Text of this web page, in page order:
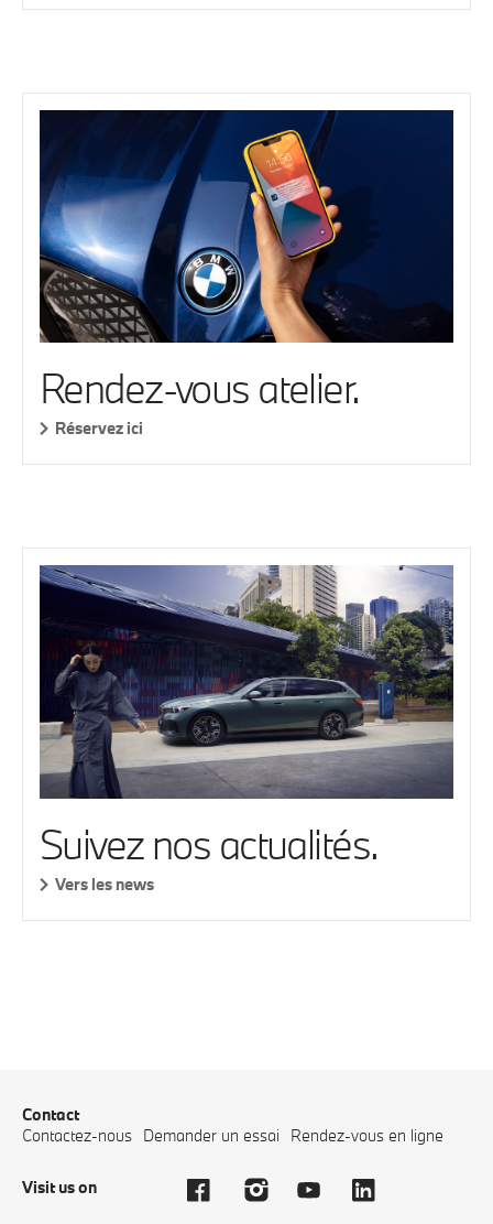
Rendez-vous atelier.
Réservez ici
Suivez nos actualités.
Vers les news
Contact
Contactez-nous Demander un essai Rendez-vous en ligne
Visit us on